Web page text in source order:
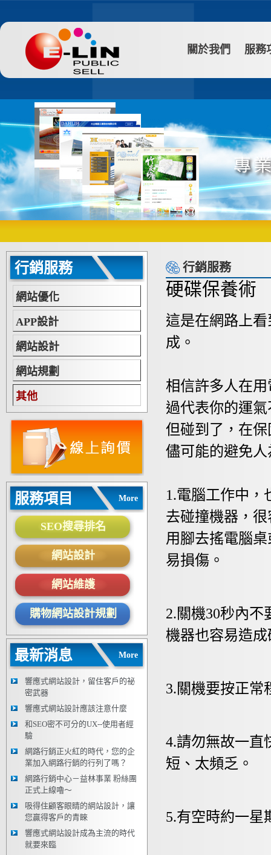
關於我們 服務
行銷服務
網站優化
APP設計
網站設計
網站規劃
其他
服務項目 More
SEO搜尋排名
網站設計
網站維護
購物網站設計規劃
最新消息 More
響應式網站設計，留住客戶的祕
密武器
響應式網站設計應該注意什麼
和SEO密不可分的UX--使用者經
驗
網路行銷正火紅的時代，您的企
業加入網路行銷的行列了嗎？
網路行銷中心－益林事業 粉絲團
正式上線嚕～
吸得住顧客眼睛的網站設計，讓
您贏得客戶的青睞
響應式網站設計成為主流的時代
就要來臨
行銷服務
硬碟保養術
這是在網路上
成。
相信許多人在
過代表你的運
但碰到了，在
儘可能的避免
1.電腦工作中，
去碰撞機器，
用腳去搖電腦
易損傷。
2.關機30秒內
機器也容易造
3.關機要按正常
4.請勿無故一直
短、太頻乏。
5.有空時約一星